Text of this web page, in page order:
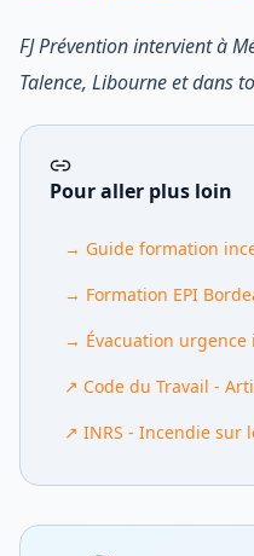
FJ Prévention intervient à
Talence, Libourne et dans
Pour aller plus loin
→ Guide formation
→ Formation EPI
→ Évacuation urgence
↗ Code du Travail -
↗ INRS - Incendie sur